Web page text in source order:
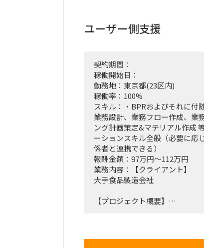
FI、CO、MM、PP、PS、SD、
ユーザー側支援
契約期間：
稼働開始日：
勤務地：東京都(23区内)
稼働率：100%
スキル：・BPRおよびそれに
業務設計、業務フロー作成、業
ング計画策定&マテリアル作成
ーションスキル全般（必要に応
係者と連携できる）
報酬金額：97万円～112万円
業務内容：【クライアント】
大手食品製造会社
【プロジェクト概要】